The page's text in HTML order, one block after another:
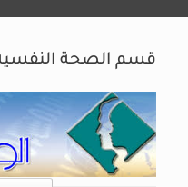
قسم الصحة